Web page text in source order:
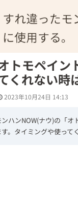
トモペイン
くれない時
2023年10月24日 14:13
ンハンNOW(ナウ)の「
す。タイミングや使って